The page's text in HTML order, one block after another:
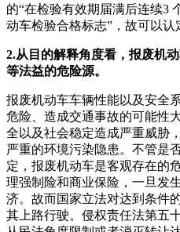
的“在检验有效期届满后连续3
动车检验合格标志”，故可以认
2.从目的解释角度看，报废机
等法益的危险源。
报废机动车车辆性能以及安全
危险、造成交通事故的可能性
全以及社会稳定造成严重威胁
严重的环境污染隐患。不管是
定，报废机动车是客观存在的
理强制险和商业保险，一旦发
济。故而国家立法对达到条件
其上路行驶。侵权责任法第五